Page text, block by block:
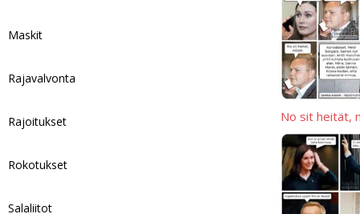
p
n
No sit heität,
Maskit
Rajavalvonta
Rajoitukset
Rokotukset
Salaliitot